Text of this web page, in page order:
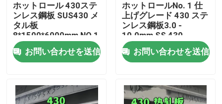
ホットロール 430ステ
ンレス鋼板 SUS430 メ
タル板
8*1500*6000mm NO.1
表面
お問い合わせを送信
ホットロールNo. 1 仕
上げグレード 430 ステ
ンレス鋼板3.0 -
10.0mm SS 430
TISCOのプレート
お問い合わせを送信